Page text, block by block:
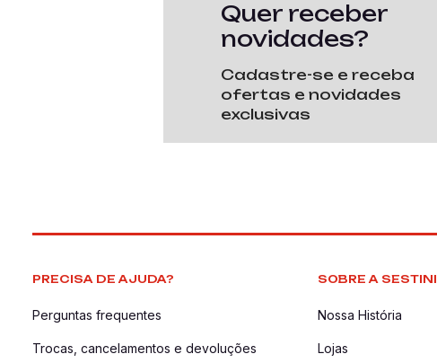
Quer receber
novidades?
Cadastre-se e receba
ofertas e novidades
exclusivas
PRECISA DE AJUDA?
Perguntas frequentes
Trocas, cancelamentos e devoluções
SOBRE A SESTINI
Nossa História
Lojas